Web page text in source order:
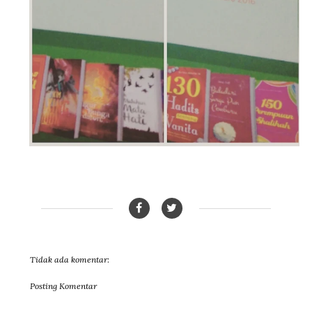
Tidak ada komentar:
Posting Komentar